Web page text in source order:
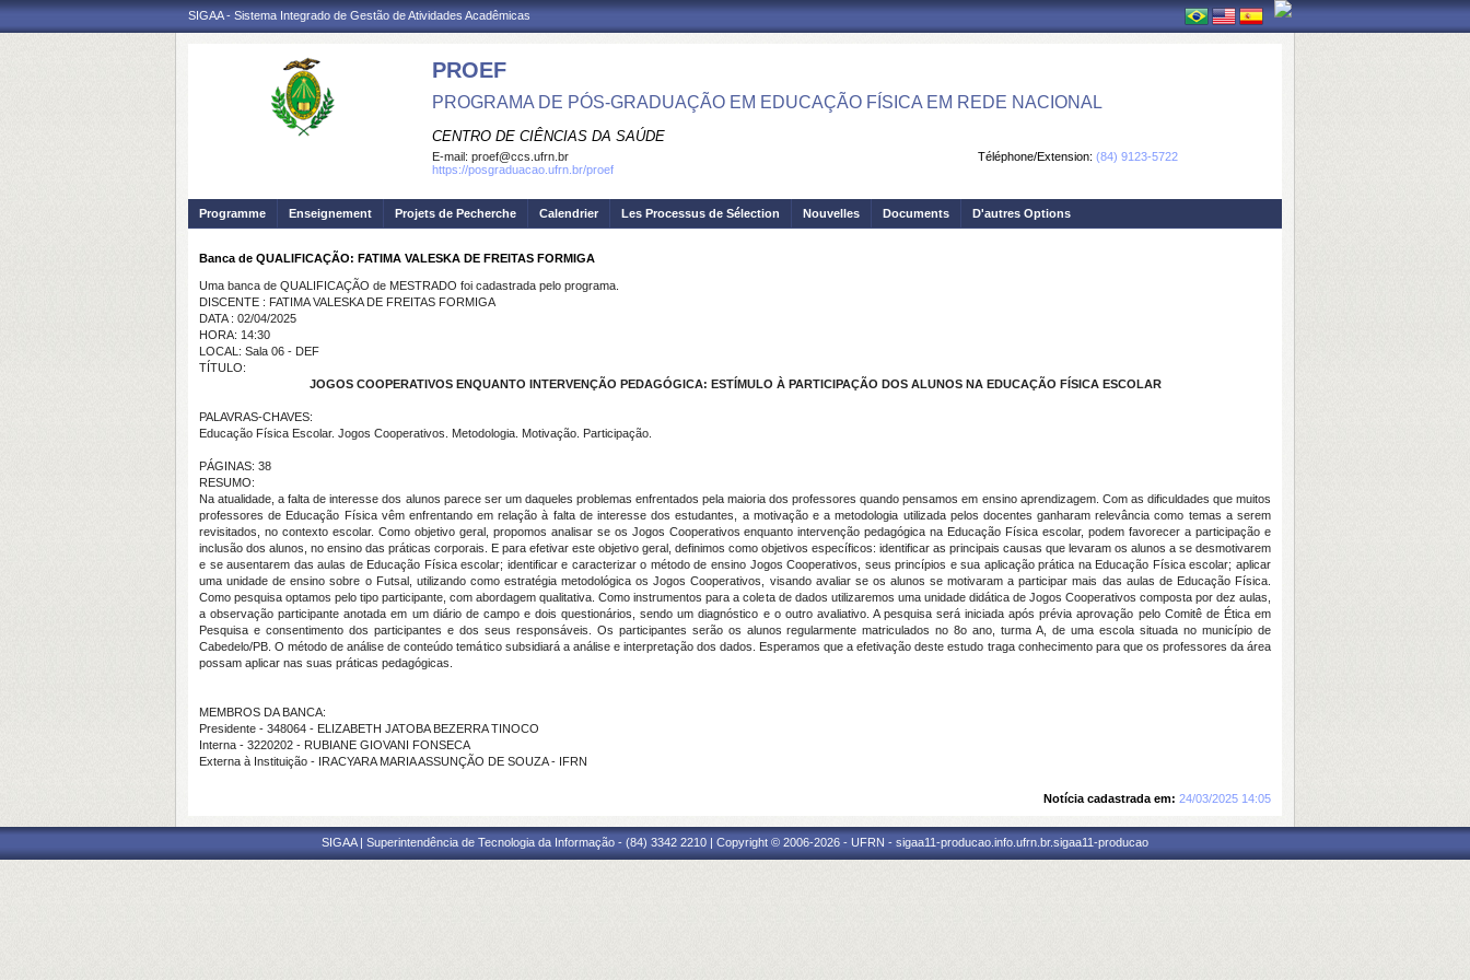
SIGAA - Sistema Integrado de Gestão de Atividades Acadêmicas
PROEF
PROGRAMA DE PÓS-GRADUAÇÃO EM EDUCAÇÃO FÍSICA EM REDE NACIONAL
CENTRO DE CIÊNCIAS DA SAÚDE
Téléphone/Extension: (84) 9123-5722
E-mail: proef@ccs.ufrn.br
https://posgraduacao.ufrn.br/proef
Programme Enseignement Projets de Pecherche Calendrier Les Processus de Sélection Nouvelles Documents D'autres Options
Banca de QUALIFICAÇÃO: FATIMA VALESKA DE FREITAS FORMIGA
Uma banca de QUALIFICAÇÃO de MESTRADO foi cadastrada pelo programa.
DISCENTE : FATIMA VALESKA DE FREITAS FORMIGA
DATA : 02/04/2025
HORA: 14:30
LOCAL: Sala 06 - DEF
TÍTULO:
JOGOS COOPERATIVOS ENQUANTO INTERVENÇÃO PEDAGÓGICA: ESTÍMULO À PARTICIPAÇÃO DOS ALUNOS NA EDUCAÇÃO FÍSICA ESCOLAR
PALAVRAS-CHAVES:
Educação Física Escolar. Jogos Cooperativos. Metodologia. Motivação. Participação.
PÁGINAS: 38
RESUMO:
Na atualidade, a falta de interesse dos alunos parece ser um daqueles problemas enfrentados pela maioria dos professores quando pensamos em ensino aprendizagem. Com as dificuldades que muitos
professores de Educação Física vêm enfrentando em relação à falta de interesse dos estudantes, a motivação e a metodologia utilizada pelos docentes ganharam relevância como temas a serem
revisitados, no contexto escolar. Como objetivo geral, propomos analisar se os Jogos Cooperativos enquanto intervenção pedagógica na Educação Física escolar, podem favorecer a participação e
inclusão dos alunos, no ensino das práticas corporais. E para efetivar este objetivo geral, definimos como objetivos específicos: identificar as principais causas que levaram os alunos a se desmotivarem
e se ausentarem das aulas de Educação Física escolar; identificar e caracterizar o método de ensino Jogos Cooperativos, seus princípios e sua aplicação prática na Educação Física escolar; aplicar
uma unidade de ensino sobre o Futsal, utilizando como estratégia metodológica os Jogos Cooperativos, visando avaliar se os alunos se motivaram a participar mais das aulas de Educação Física.
Como pesquisa optamos pelo tipo participante, com abordagem qualitativa. Como instrumentos para a coleta de dados utilizaremos uma unidade didática de Jogos Cooperativos composta por dez aulas,
a observação participante anotada em um diário de campo e dois questionários, sendo um diagnóstico e o outro avaliativo. A pesquisa será iniciada após prévia aprovação pelo Comitê de Ética em
Pesquisa e consentimento dos participantes e dos seus responsáveis. Os participantes serão os alunos regularmente matriculados no 8o ano, turma A, de uma escola situada no município de
Cabedelo/PB. O método de análise de conteúdo temático subsidiará a análise e interpretação dos dados. Esperamos que a efetivação deste estudo traga conhecimento para que os professores da área
possam aplicar nas suas práticas pedagógicas.
MEMBROS DA BANCA:
Presidente - 348064 - ELIZABETH JATOBA BEZERRA TINOCO
Interna - 3220202 - RUBIANE GIOVANI FONSECA
Externa à Instituição - IRACYARA MARIA ASSUNÇÃO DE SOUZA - IFRN
Notícia cadastrada em: 24/03/2025 14:05
SIGAA | Superintendência de Tecnologia da Informação - (84) 3342 2210 | Copyright © 2006-2026 - UFRN - sigaa11-producao.info.ufrn.br.sigaa11-producao